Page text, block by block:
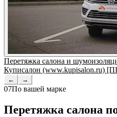
Перетяжка салона и
Куписалон (www.kupisalon.ru)
← →
07По вашей марке
Перетяжка салона